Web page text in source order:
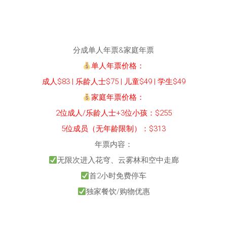
分成单人年票&家庭年票
单人年票价格：
成人$83 | 乐龄人士$75 | 儿童$49 | 学生$49
家庭年票价格：
2位成人/乐龄人士+3位小孩：$255
5位成员（无年龄限制）：$313
年票内容：
无限次进入花穹、云雾林和空中走廊
首2小时免费停车
独家餐饮/购物优惠